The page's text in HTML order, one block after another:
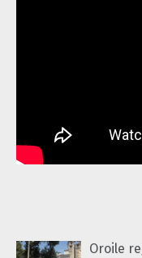
Oroile